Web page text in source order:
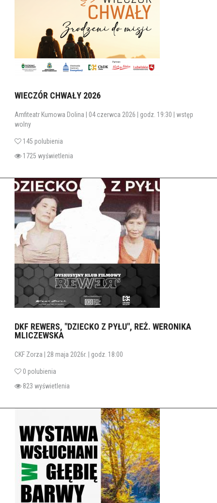
WIECZÓR CHWAŁY 2026
Amfiteatr Kumowa Dolina | 04 czerwca 2026 | godz. 19:30 | wstęp
wolny
145 polubienia
1725 wyświetlenia
DKF REWERS, "DZIECKO Z PYŁU", REŻ. WERONIKA
MLICZEWSKA
CKF Zorza | 28 maja 2026r. | godz. 18:00
0 polubienia
823 wyświetlenia